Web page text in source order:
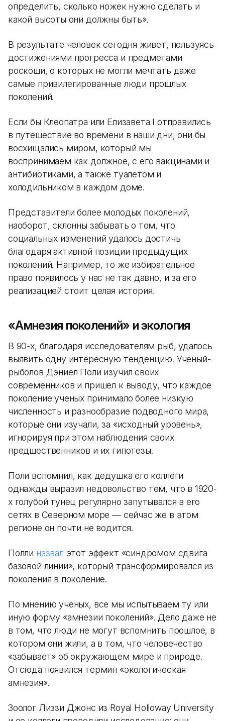
определить, сколько ножек нужно сделать и
какой высоты они должны быть».
В результате человек сегодня живет, пользуясь
достижениями прогресса и предметами
роскоши, о которых не могли мечтать даже
самые привилегированные люди прошлых
поколений.
Если бы Клеопатра или Елизавета I отправились
в путешествие во времени в наши дни, они бы
восхищались миром, который мы
воспринимаем как должное, с его вакцинами и
антибиотиками, а также туалетом и
холодильником в каждом доме.
Представители более молодых поколений,
наоборот, склонны забывать о том, что
социальных изменений удалось достичь
благодаря активной позиции предыдущих
поколений. Например, то же избирательное
право появилось у нас не так давно, и за его
реализацией стоит целая история.
«Амнезия поколений» и экология
В 90-х, благодаря исследователям рыб, удалось
выявить одну интересную тенденцию. Ученый-
рыболов Дэниел Поли изучил своих
современников и пришел к выводу, что каждое
поколение ученых принимало более низкую
численность и разнообразие подводного мира,
которые они изучали, за «исходный уровень»,
игнорируя при этом наблюдения своих
предшественников и их гипотезы.
Поли вспомнил, как дедушка его коллеги
однажды выразил недовольство тем, что в 1920-
х голубой тунец регулярно запутывался в его
сетях в Северном море — сейчас же в этом
регионе он почти не водится.
Полли назвал этот эффект «синдромом сдвига
базовой линии», который трансформировался из
поколения в поколение.
По мнению ученых, все мы испытываем ту или
иную форму «амнезии поколений». Дело даже не
в том, что люди не могут вспомнить прошлое, в
котором они жили, а в том, что человечество
«забывает» об окружающем мире и природе.
Отсюда появился термин «экологическая
амнезия».
Зоолог Лиззи Джонс из Royal Holloway University